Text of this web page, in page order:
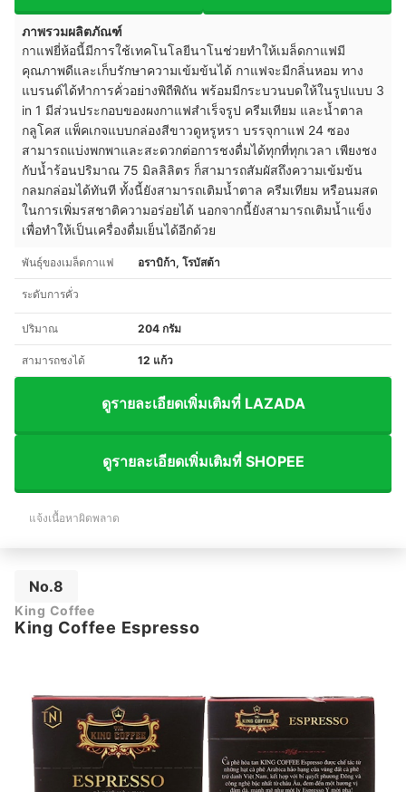
ภาพรวมผลิตภัณฑ์
กาแฟยี่ห้อนี้มีการใช้เทคโนโลยีนาโนช่วยทำให้เมล็ดกาแฟมี
คุณภาพดีและเก็บรักษาความเข้มข้นได้ กาแฟจะมีกลิ่นหอม ทาง
แบรนด์ได้ทำการคั่วอย่างพิถีพิถัน พร้อมมีกระบวนบดให้ในรูปแบบ 3
in 1 มีส่วนประกอบของผงกาแฟสำเร็จรูป ครีมเทียม และน้ำตาล
กลูโคส แพ็คเกจแบบกล่องสีขาวดูหรูหรา บรรจุกาแฟ 24 ซอง
สามารถแบ่งพกพาและสะดวกต่อการชงดื่มได้ทุกที่ทุกเวลา เพียงชง
กับน้ำร้อนปริมาณ 75 มิลลิลิตร ก็สามารถสัมผัสถึงความเข้มข้น
กลมกล่อมได้ทันที ทั้งนี้ยังสามารถเติมน้ำตาล ครีมเทียม หรือนมสด
ในการเพิ่มรสชาติความอร่อยได้ นอกจากนี้ยังสามารถเติมน้ำแข็ง
เพื่อทำให้เป็นเครื่องดื่มเย็นได้อีกด้วย
พันธุ์ของเมล็ดกาแฟ อราบิก้า, โรบัสต้า
ระดับการคั่ว
ปริมาณ 204 กรัม
สามารถชงได้ 12 แก้ว
ดูรายละเอียดเพิ่มเติมที่ LAZADA
ดูรายละเอียดเพิ่มเติมที่ SHOPEE
แจ้งเนื้อหาผิดพลาด
No.8
King Coffee
King Coffee Espresso